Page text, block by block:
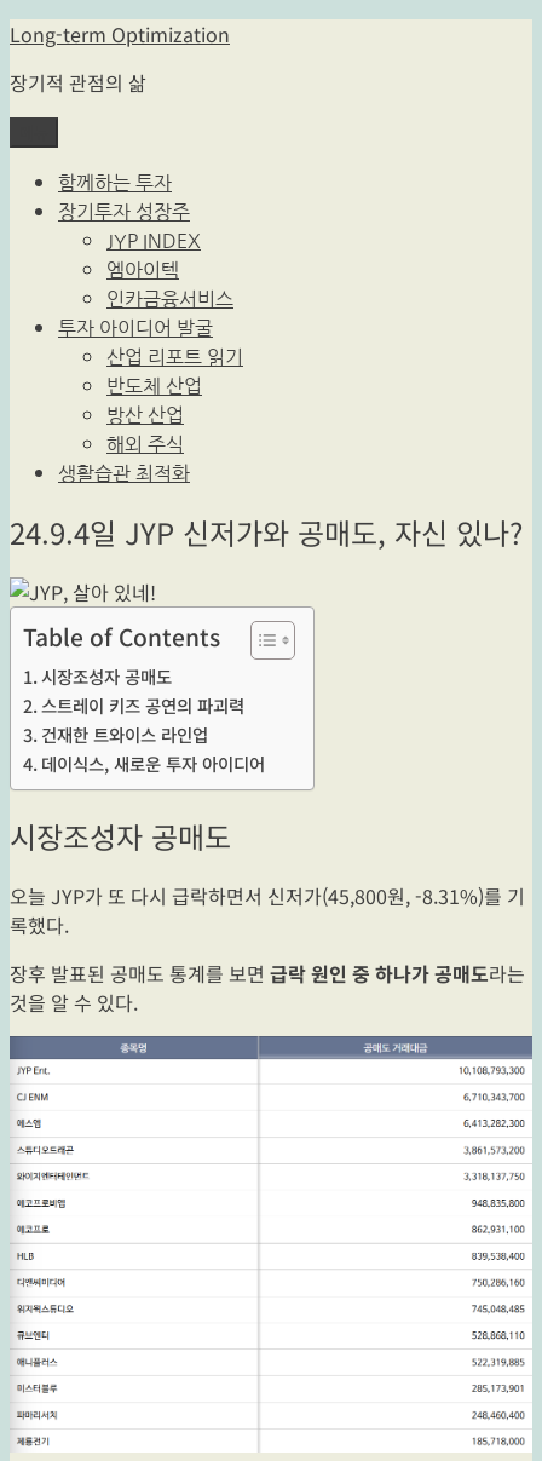
콘
츠
로
바
Long-term Optimization
장기적 관점의 삶
함께하는 투자
장기투자 성장주
JYP INDEX
엠아이텍
인카금융서비스
투자 아이디어 발굴
산업 리포트 읽기
반도체 산업
방산 산업
해외 주식
생활습관 최적화
24.9.4일 JYP 신저가와 공매도, 자신 있나?
Table of Contents
시장조성자 공매도
스트레이 키즈 공연의 파괴력
건재한 트와이스 라인업
데이식스, 새로운 투자 아이디어
시장조성자 공매도
오늘 JYP가 또 다시 급락하면서 신저가(45,800원, -8.31%)를 기
록했다.
장후 발표된 공매도 통계를 보면 급락 원인 중 하나가 공매도라는
것을 알 수 있다.